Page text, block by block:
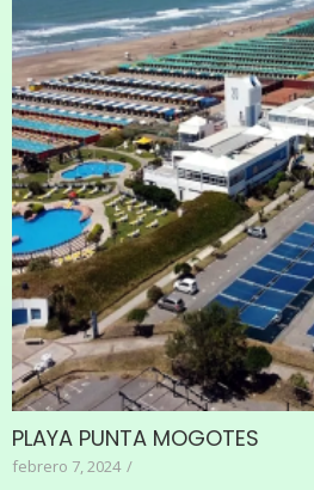
PLAYA PUNTA MOGOTES
febrero 7, 2024 /